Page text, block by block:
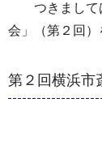
つきましては
会」（第２回）
第２回横浜市